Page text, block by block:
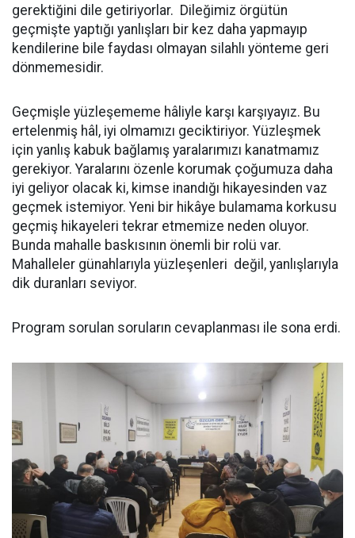
gerektiğini dile getiriyorlar. Dileğimiz örgütün
geçmişte yaptığı yanlışları bir kez daha yapmayıp
kendilerine bile faydası olmayan silahlı yönteme geri
dönmemesidir.
Geçmişle yüzleşememe hâliyle karşı karşıyayız. Bu
ertelenmiş hâl, iyi olmamızı geciktiriyor. Yüzleşmek
için yanlış kabuk bağlamış yaralarımızı kanatmamız
gerekiyor. Yaralarını özenle korumak çoğumuza daha
iyi geliyor olacak ki, kimse inandığı hikayesinden vaz
geçmek istemiyor. Yeni bir hikâye bulamama korkusu
geçmiş hikayeleri tekrar etmemize neden oluyor.
Bunda mahalle baskısının önemli bir rolü var.
Mahalleler günahlarıyla yüzleşenleri değil, yanlışlarıyla
dik duranları seviyor.
Program sorulan soruların cevaplanması ile sona erdi.